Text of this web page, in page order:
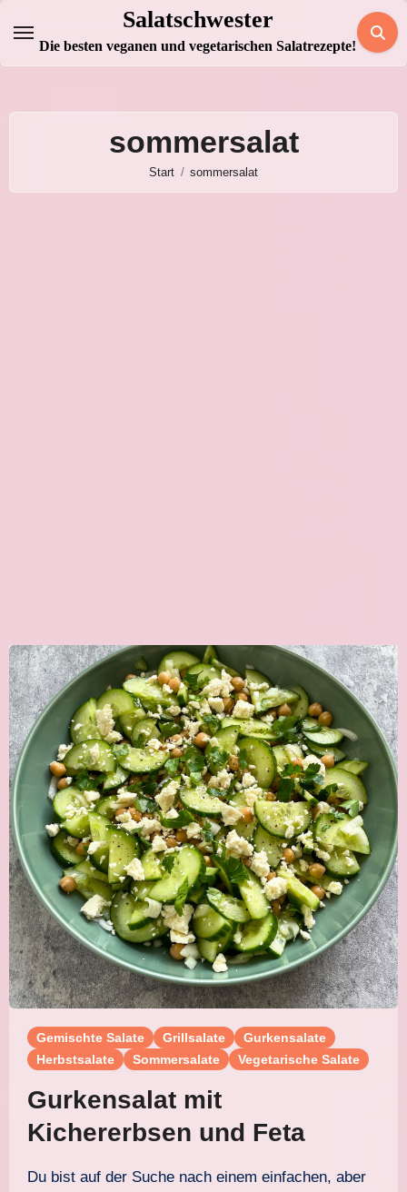
Inhalt
springen
Salatschwester
Die besten veganen und vegetarischen Salatrezepte!
sommersalat
Start sommersalat
Gemischte Salate Grillsalate
Gurkensalate
Herbstsalate
Sommersalate Vegetarische Salate
Gurkensalat mit
Kichererbsen und Feta
Du bist auf der Suche nach einem einfachen, aber